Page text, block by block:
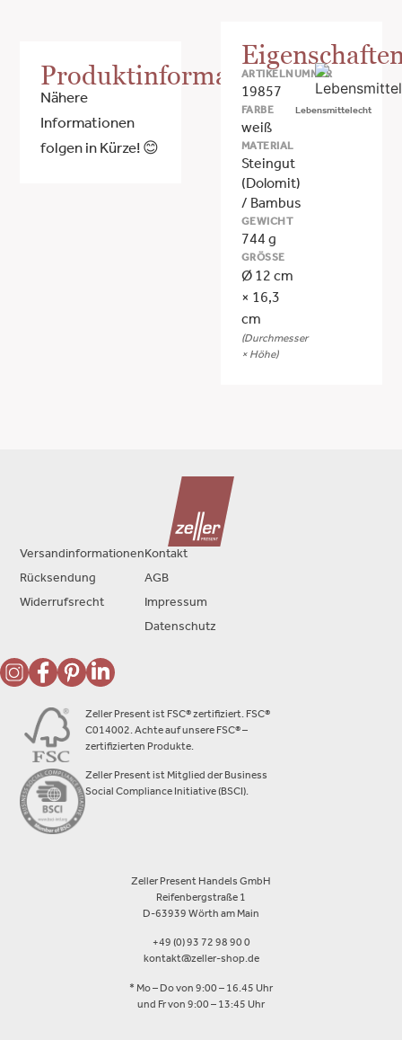
Produktinformationen
Nähere
Informationen
folgen in Kürze! 😊
ARTIKELNUMMER
19857
FARBE
weiß
MATERIAL
Steingut
(Dolomit)
/ Bambus
GEWICHT
744 g
GRÖSSE
Ø 12 cm
× 16,3
cm
(Durchmesser
× Höhe)
Lebensmittelecht
Zeller Present ist FSC® zertifiziert. FSC®
C014002. Achte auf unsere FSC® –
zertifizierten Produkte.
Zeller Present ist Mitglied der Business
Social Compliance Initiative (BSCI).
Zeller Present Handels GmbH
Reifenbergstraße 1
D-63939 Wörth am Main
+49 (0) 93 72 98 90 0
kontakt@zeller-shop.de
* Mo – Do von 9:00 – 16.45 Uhr
und Fr von 9:00 – 13:45 Uhr
Versandinformationen
Rücksendung
Widerrufsrecht
Kontakt
AGB
Impressum
Datenschutz